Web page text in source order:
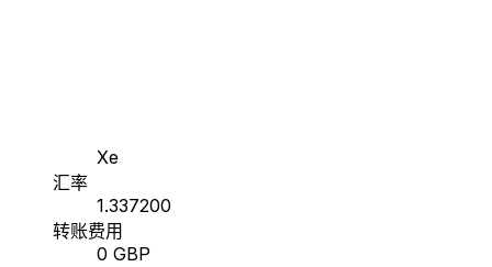
Xe
汇率
1.337200
转账费用
0 GBP